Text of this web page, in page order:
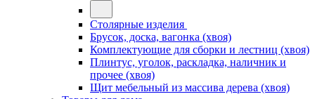
Столярные изделия
Брусок, доска, вагонка (хвоя)
Комплектующие для сборки и лестниц (хвоя)
Плинтус, уголок, раскладка, наличник и
прочее (хвоя)
Щит мебельный из массива дерева (хвоя)